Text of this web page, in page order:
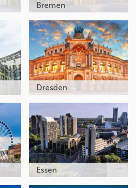
Bremen
Dresden
Essen